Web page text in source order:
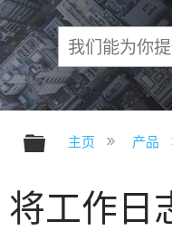
扩展/隐缩
主页 产品
将工作日